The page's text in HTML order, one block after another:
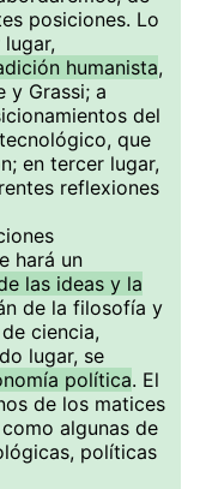
posiciones. Lo
humanista,
y Grassi; a
del
que
en tercer lugar,
reflexiones
hará un
las ideas y la
de la filosofía y
ciencia,
lugar, se
política. El
de los matices
algunas de
políticas